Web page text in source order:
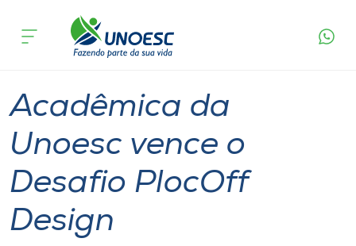
Cursos
Pesquisa
Atendimento ao Estudante
Portal de Ensino
acontece
Acadêmica da
Unoesc vence o
Desafio PlocOff
Design